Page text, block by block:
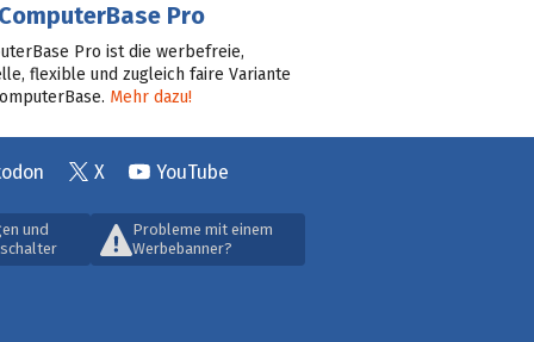
Pro
Pro ist die werbefreie,
flexible und zugleich faire Variante
Mehr dazu!
X YouTube
und
Probleme mit einem
Werbebanner?